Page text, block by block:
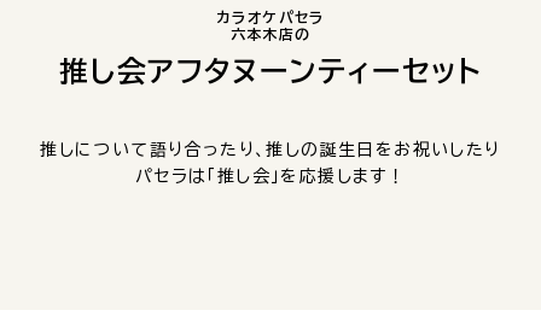
カラオケパセラ
六本木店の
推し会アフタヌーンティーセット
推しについて語り合ったり、推しの誕生日をお祝いしたり
パセラは「推し会」を応援します！